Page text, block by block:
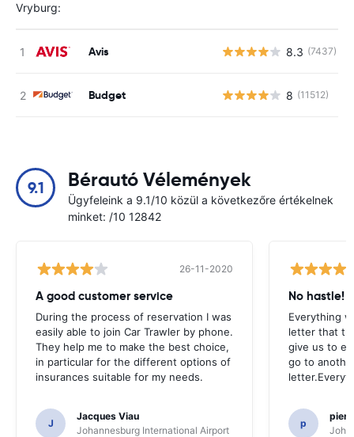
Vryburg:
Avis 8.3 (7437)
Budget 8 (11512)
9.1 Bérautó Vélemények
Ügyfeleink a 9.1/10 közül a következőre értékelnek
minket: /10 12842
26-11-2020
A good customer service
During the process of reservation I was
easily able to join Car Trawler by phone.
They help me to make the best choice,
in particular for the different options of
insurances suitable for my needs.
J
Jacques Viau
Johannesburg International Airport
No hastle!
Everything
letter that
give us to
go to
p